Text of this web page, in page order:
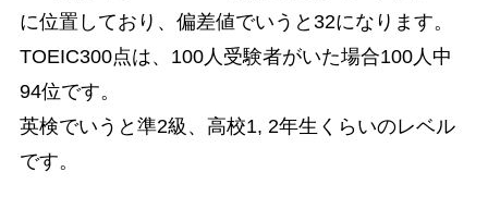
に位置しており、偏差値でいうと32になります。
TOEIC300点は、100人受験者がいた場合100人中
94位です。
英検でいうと準2級、高校1, 2年生くらいのレベル
です。